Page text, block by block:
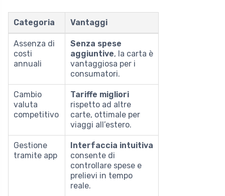
Categoria Vantaggi
Assenza di
costi
annuali
Senza spese
aggiuntive, la carta è
vantaggiosa per i
consumatori.
Cambio
valuta
competitivo
Tariffe migliori
rispetto ad altre
carte, ottimale per
viaggi all’estero.
Gestione
tramite app
Interfaccia intuitiva
consente di
controllare spese e
prelievi in tempo
reale.